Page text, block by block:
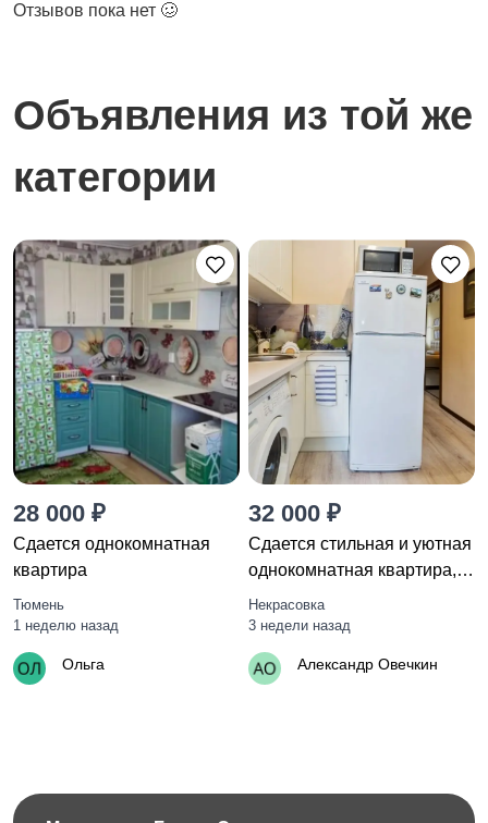
Отзывов пока нет 🥴
Объявления из той же
категории
28 000 ₽
Сдается однокомнатная
квартира
Тюмень
1 неделю назад
Ольга
32 000 ₽
Сдается стильная и уютная
однокомнатная квартира,
по адресу: улица Ленина, 4,
Некрасовка.
Некрасовка
3 недели назад
Александр Овечкин